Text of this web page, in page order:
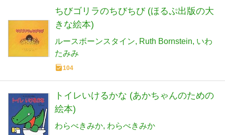
ちびゴリラのちびちび (ほるぷ出版の大
きな絵本)
ルースボーンスタイン Ruth Bornstein いわ
たみみ
104
トイレいけるかな (あかちゃんのための
絵本)
わらべきみか わらべきみか